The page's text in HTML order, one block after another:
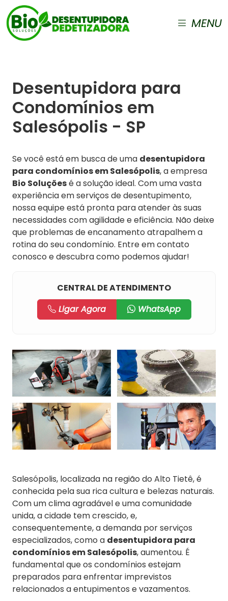
MENU
Desentupidora para
Condomínios em
Salesópolis - SP
Se você está em busca de uma desentupidora
para condomínios em Salesópolis, a empresa
Bio Soluçõesé a solução ideal. Com uma vasta
experiência em serviços de desentupimento,
nossa equipe está pronta para atender às suas
necessidades com agilidade e eficiência. Não deixe
que problemas de encanamento atrapalhem a
rotina do seu condomínio. Entre em contato
conosco e descubra como podemos ajudar!
CENTRAL DE ATENDIMENTO
Ligar Agora
WhatsApp
Salesópolis, localizada na região do Alto Tietê, é
conhecida pela sua rica cultura e belezas naturais.
Com um clima agradável e uma comunidade
unida, a cidade tem crescido, e,
consequentemente, a demanda por serviços
especializados, como a desentupidora para
condomínios em Salesópolis, aumentou. É
fundamental que os condomínios estejam
preparados para enfrentar imprevistos
relacionados a entupimentos e vazamentos.